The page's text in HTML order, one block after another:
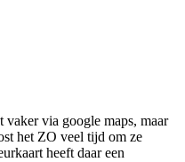
vaker via google maps, maar
het ZO veel tijd om ze
heeft daar een